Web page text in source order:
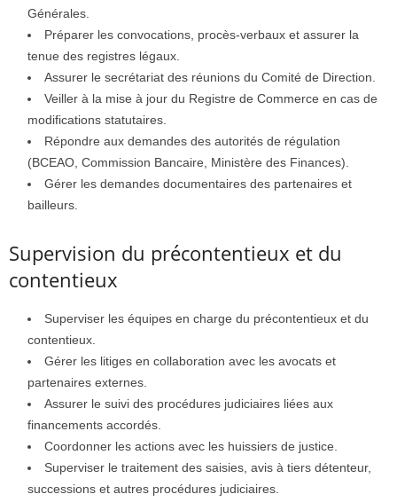
Générales.
Préparer les convocations, procès-verbaux et assurer la
tenue des registres légaux.
Assurer le secrétariat des réunions du Comité de Direction.
Veiller à la mise à jour du Registre de Commerce en cas de
modifications statutaires.
Répondre aux demandes des autorités de régulation
(BCEAO, Commission Bancaire, Ministère des Finances).
Gérer les demandes documentaires des partenaires et
bailleurs.
Supervision du précontentieux et du
contentieux
Superviser les équipes en charge du précontentieux et du
contentieux.
Gérer les litiges en collaboration avec les avocats et
partenaires externes.
Assurer le suivi des procédures judiciaires liées aux
financements accordés.
Coordonner les actions avec les huissiers de justice.
Superviser le traitement des saisies, avis à tiers détenteur,
successions et autres procédures judiciaires.